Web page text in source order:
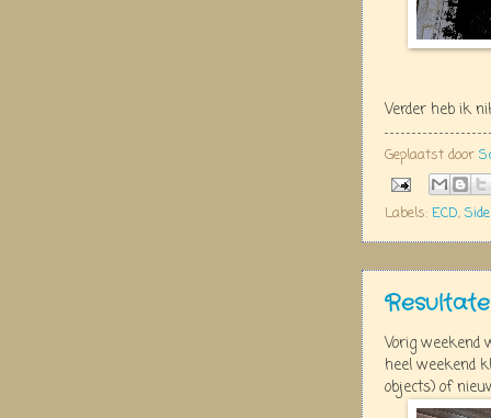
Verder heb ik
Geplaatst door
Labels: ECD,
Vorig weekend
heel weekend
objects) of